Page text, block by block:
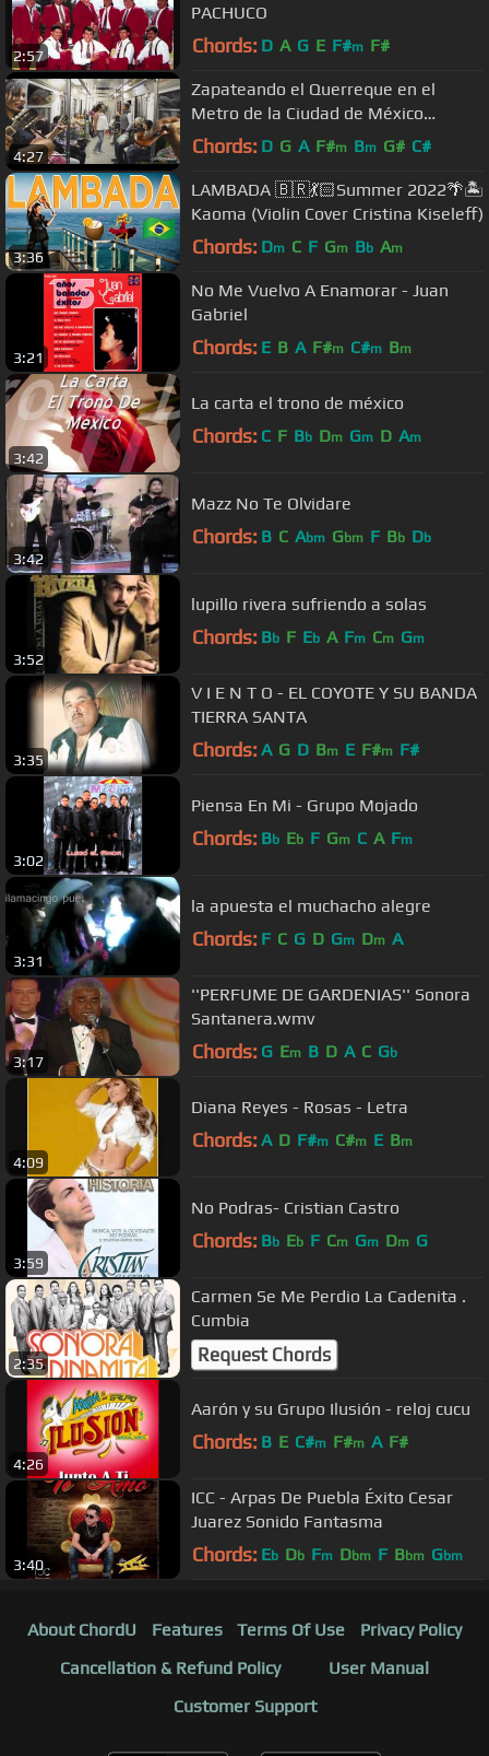
2:57
PACHUCO
Chords: D A G E F#m F#
4:27
Zapateando el Querreque en el
Metro de la Ciudad de México
(CDMX) con el Trío 3 en Línea
Chords: D G A F#m Bm G# C#
3:36
LAMBADA 🇧🇷💃🏻Summer 2022🌴🏝
Kaoma (Violin Cover Cristina Kiseleff)
Chords: Dm C F Gm Bb Am
3:21
No Me Vuelvo A Enamorar - Juan
Gabriel
Chords: E B A F#m C#m Bm
3:42
La carta el trono de méxico
Chords: C F Bb Dm Gm D Am
3:42
Mazz No Te Olvidare
Chords: B C Abm Gbm F Bb Db
3:52
lupillo rivera sufriendo a solas
Chords: Bb F Eb A Fm Cm Gm
3:35
V I E N T O - EL COYOTE Y SU BANDA
TIERRA SANTA
Chords: A G D Bm E F#m F#
3:02
Piensa En Mi - Grupo Mojado
Chords: Bb Eb F Gm C A Fm
3:31
la apuesta el muchacho alegre
Chords: F C G D Gm Dm A
3:17
''PERFUME DE GARDENIAS'' Sonora
Santanera.wmv
Chords: G Em B D A C Gb
4:09
Diana Reyes - Rosas - Letra
Chords: A D F#m C#m E Bm
3:59
No Podras- Cristian Castro
Chords: Bb Eb F Cm Gm Dm G
2:35
Carmen Se Me Perdio La Cadenita .
Cumbia
Request Chords
4:26
Aarón y su Grupo Ilusión - reloj cucu
Chords: B E C#m F#m A F#
3:40
ICC - Arpas De Puebla Éxito Cesar
Juarez Sonido Fantasma
Chords: Eb Db Fm Dbm F Bbm Gbm
About ChordU Features Terms Of Use
Privacy Policy
Cancellation & Refund Policy
User Manual
Customer Support